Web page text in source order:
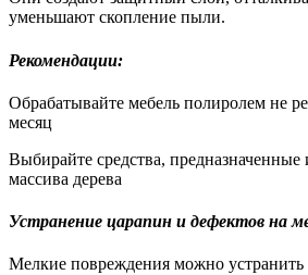
уменьшают скопление пыли.
Рекомендации:
Обрабатывайте мебель полиролем не
месяц
Выбирайте средства,
массива дерева
Устранение царапин и дефектов на
Мелкие повреждения можно устранить